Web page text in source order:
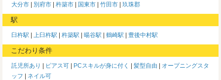
大分市 別府市 杵築市 国東市 竹田市 玖珠郡
駅
臼杵駅 上臼杵駅 杵築駅 暘谷駅 鶴崎駅 豊後中村駅
こだわり条件
託児所あり ピアス可 PCスキルが身に付く 髪型自由
オープニングスタ
ッフ
ネイル可